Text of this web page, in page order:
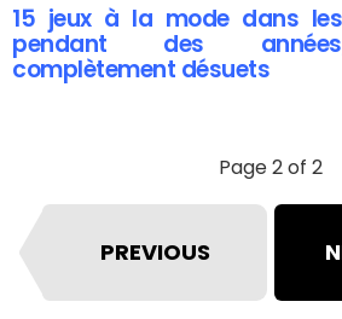
15 jeux à la mode dans
pendant des
complètement désuets
Page 2 of 2
PREVIOUS